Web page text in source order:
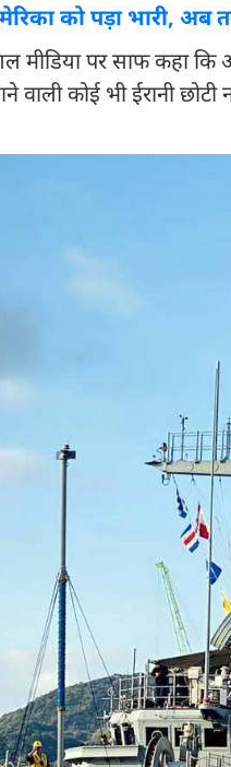
को पड़ा भारी, अब
मीडिया पर साफ कहा कि
कोई भी ईरानी